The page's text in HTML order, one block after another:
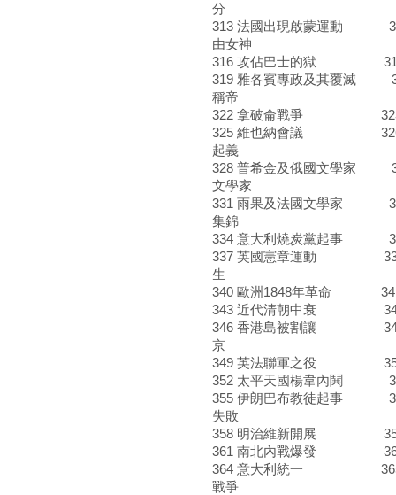
分
313 法國出現啟蒙運動
由女神
316 攻佔巴士的獄 317
319 雅各賓專政及其覆滅
稱帝
322 拿破侖戰爭 323
325 維也納會議 326 拉
起義
328 普希金及俄國文學家
文學家
331 雨果及法國文學家
集錦
334 意大利燒炭黨起事
337 英國憲章運動 338
生
340 歐洲1848年革命 341
343 近代清朝中衰 344
346 香港島被割讓 347
京
349 英法聯軍之役
352 太平天國楊韋內鬨
355 伊朗巴布教徒起事
失敗
358 明治維新開展 359
361 南北內戰爆發 362
364 意大利統一 365
戰爭